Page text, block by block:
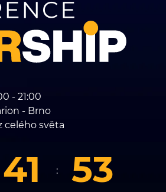
- 21:00
- Brno
celého světa
41 52